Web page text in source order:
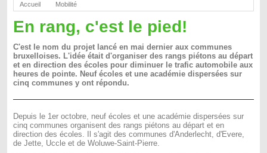
Accueil Mobilité
En rang, c'est le pied!
C'est le nom du projet lancé en mai dernier aux communes
bruxelloises. L'idée était d'organiser des rangs piétons au départ
et en direction des écoles pour diminuer le trafic automobile aux
heures de pointe. Neuf écoles et une académie dispersées sur
cinq communes y ont répondu.
Depuis le 1er octobre, neuf écoles et une académie dispersées sur
cinq communes organisent des rangs piétons au départ et en
direction des écoles. Il s'agit des communes d'Anderlecht, d'Evere,
de Jette, Uccle et de Woluwe-Saint-Pierre.